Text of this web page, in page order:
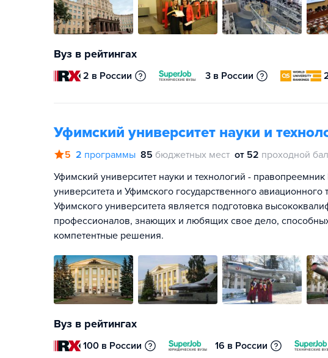
Вуз в рейтингах
2 в России 3 в России
Уфимский университет науки и
5 2 программы 85 бюджетных мест от 52 проходной
Уфимский университет науки и технологий -
университета и Уфимского государственного
Уфимского университета является подготовка
профессионалов, знающих и любящих свое дело,
компетентные решения.
Вуз в рейтингах
100 в России 16 в России